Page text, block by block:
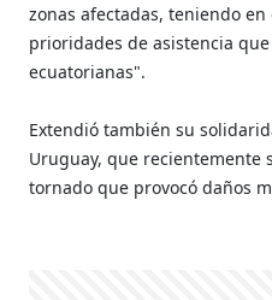
zonas afectadas, teniendo
prioridades de asistencia
ecuatorianas".
Extendió también su
Uruguay, que recientemente
tornado que provocó daños